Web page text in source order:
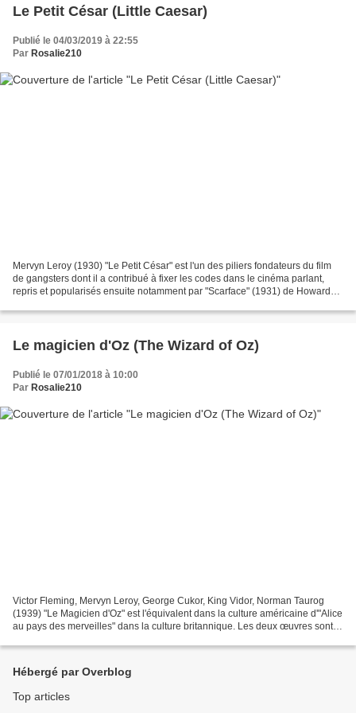
Le Petit César (Little Caesar)
Publié le 04/03/2019 à 22:55
Par Rosalie210
Mervyn Leroy (1930) "Le Petit César" est l'un des piliers fondateurs du film
de gangsters dont il a contribué à fixer les codes dans le cinéma parlant,
repris et popularisés ensuite notamment par "Scarface" (1931) de Howard
Le magicien d'Oz (The Wizard of Oz)
Publié le 07/01/2018 à 10:00
Par Rosalie210
Victor Fleming, Mervyn Leroy, George Cukor, King Vidor, Norman Taurog
(1939) "Le Magicien d'Oz" est l'équivalent dans la culture américaine d'"Alice
au pays des merveilles" dans la culture britannique. Les deux œuvres sont si
Hébergé par Overblog
Top articles